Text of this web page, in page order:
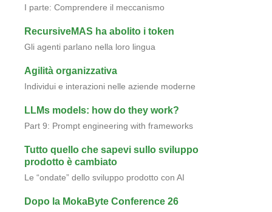
I parte: Comprendere il meccanismo
RecursiveMAS ha abolito i token
Gli agenti parlano nella loro lingua
Agilità organizzativa
Individui e interazioni nelle aziende moderne
LLMs models: how do they work?
Part 9: Prompt engineering with frameworks
Tutto quello che sapevi sullo sviluppo
prodotto è cambiato
Le “ondate” dello sviluppo prodotto con AI
Dopo la MokaByte Conference 26